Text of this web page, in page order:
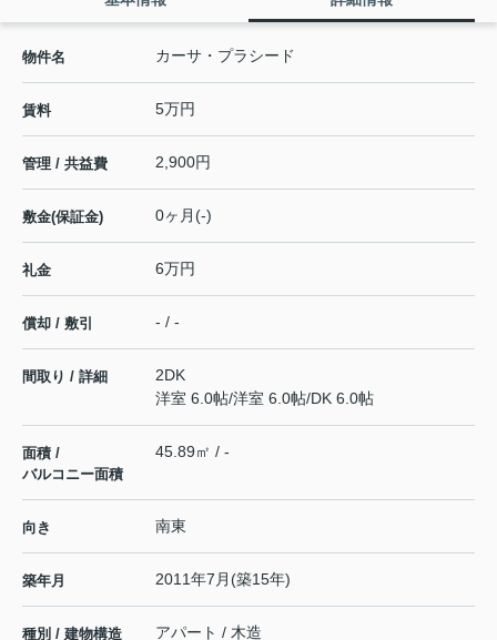
物件名 カーサ・プラシード
賃料 5万円
管理 / 共益費 2,900円
敷金(保証金) 0ヶ月(-)
礼金 6万円
償却 / 敷引 - / -
間取り / 詳細
2DK
洋室 6.0帖/洋室 6.0帖/DK 6.0帖
面積 /
バルコニー面積
45.89㎡ / -
向き 南東
築年月 2011年7月(築15年)
種別 / 建物構造 アパート / 木造